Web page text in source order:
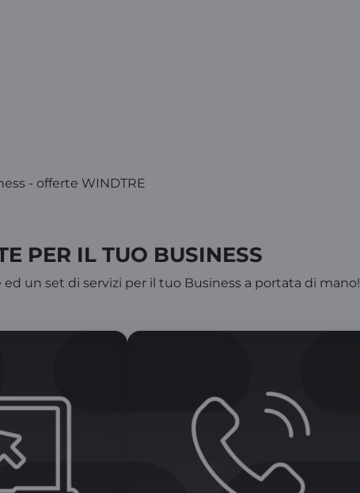
PER IL TUO BUSINESS
un set di servizi per il tuo Business a portata di mano!